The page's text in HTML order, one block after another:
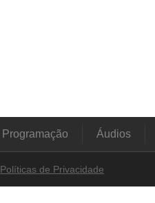
Programação Áudios
Políticas de Privacidade